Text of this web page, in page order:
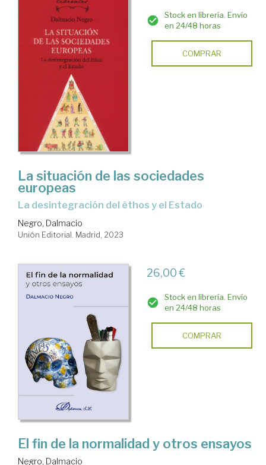
Stock en librería. Envío
en 24/48 horas
COMPRAR
La situación de las sociedades
europeas
la desintegración del êthos y el Estado
Negro, Dalmacio
Unión Editorial. Madrid, 2023
26,00 €
Stock en librería. Envío
en 24/48 horas
COMPRAR
El fin de la normalidad y otros ensayos
Negro, Dalmacio